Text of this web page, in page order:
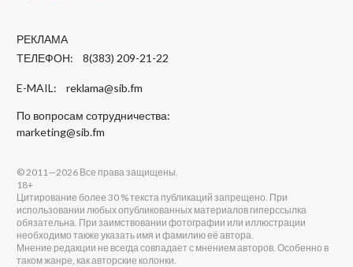
РЕКЛАМА
ТЕЛЕФОН: 8(383) 209-21-22
E-MAIL: reklama@sib.fm
По вопросам сотрудничества:
marketing@sib.fm
© 2011—2026 Все права защищены.
18+
Цитирование более 30 % текста публикаций запрещено. При
использовании любых опубликованных материалов гиперссылка
обязательна. При заимствовании фотографии или иллюстрации
необходимо также указать имя и фамилию её автора.
Мнение редакции не всегда совпадает с мнением авторов. Особенно в
таком жанре, как авторские колонки.